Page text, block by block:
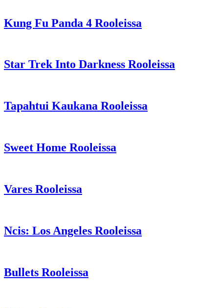
Kung Fu Panda 4 Rooleissa
Star Trek Into Darkness Rooleissa
Tapahtui Kaukana Rooleissa
Sweet Home Rooleissa
Vares Rooleissa
Ncis: Los Angeles Rooleissa
Bullets Rooleissa